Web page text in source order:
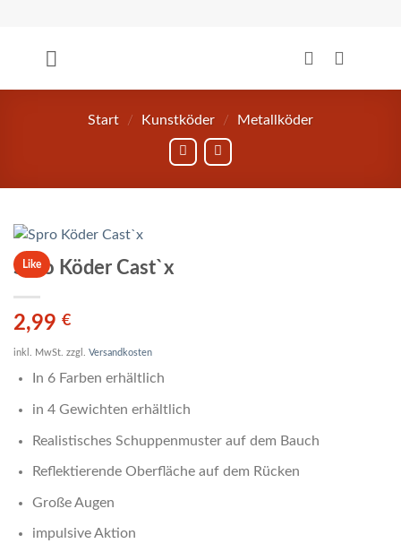
springen
Start / Kunstköder / Metallköder
Like
Spro Köder Cast`x
2,99 €
inkl. MwSt. zzgl. Versandkosten
In 6 Farben erhältlich
in 4 Gewichten erhältlich
Realistisches Schuppenmuster auf dem Bauch
Reflektierende Oberfläche auf dem Rücken
Große Augen
impulsive Aktion